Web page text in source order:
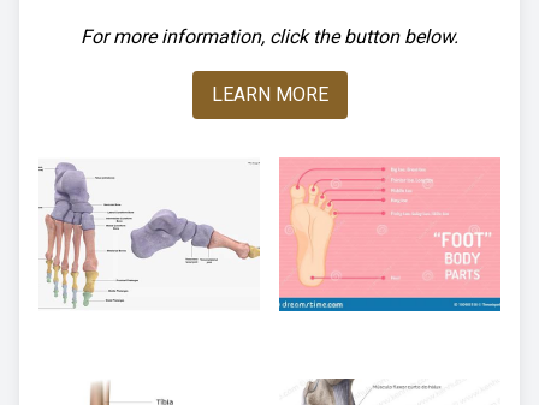
For more information, click the button below.
LEARN MORE